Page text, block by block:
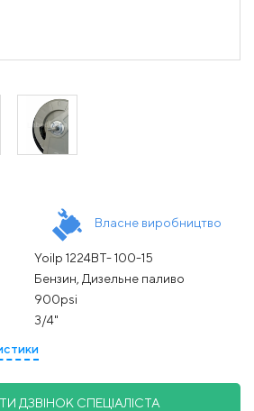
Власне виробництво
Yoilp 1224BT- 100-15
Бензин, Дизельне паливо
900psi
3/4"
ДЗВІНОК СПЕЦІАЛІСТА